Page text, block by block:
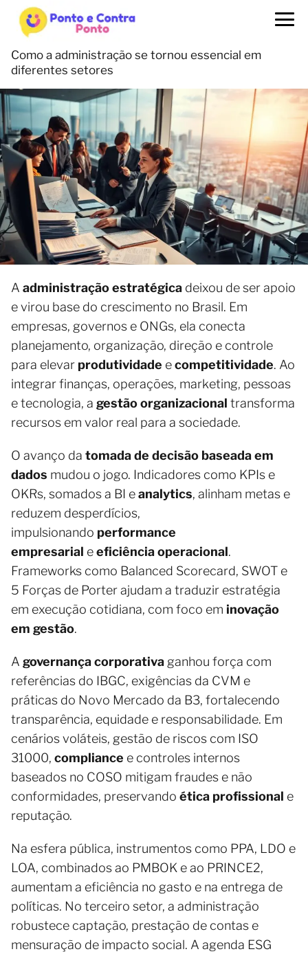
Como a administração se tornou essencial em
diferentes setores
A administração estratégica deixou de ser apoio
e virou base do crescimento no Brasil. Em
empresas, governos e ONGs, ela conecta
planejamento, organização, direção e controle
para elevar produtividade ecompetitividade. Ao
integrar finanças, operações, marketing, pessoas
e tecnologia, a gestão organizacional transforma
recursos em valor real para a sociedade.
O avanço da tomada de decisão baseada em
dados mudou o jogo. Indicadores como KPIs e
OKRs, somados a BI eanalytics, alinham metas e
reduzem desperdícios,
impulsionando performance
empresarial eeficiência operacional.
Frameworks como Balanced Scorecard, SWOT e
5 Forças de Porter ajudam a traduzir estratégia
em execução cotidiana, com foco em inovação
em gestão.
A governança corporativa ganhou força com
referências do IBGC, exigências da CVM e
práticas do Novo Mercado da B3, fortalecendo
transparência, equidade e responsabilidade. Em
cenários voláteis, gestão de riscos com ISO
31000, compliance e controles internos
baseados no COSO mitigam fraudes e não
conformidades, preservando ética profissional e
reputação.
Na esfera pública, instrumentos como PPA, LDO e
LOA, combinados ao PMBOK e ao PRINCE2,
aumentam a eficiência no gasto e na entrega de
políticas. No terceiro setor, a administração
robustece captação, prestação de contas e
mensuração de impacto social. A agenda ESG